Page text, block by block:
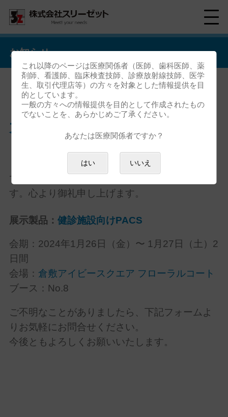
お知らせ
「日本総合健診医学会 第52回
大会」ご来場御礼
「日本総合健診医学会 第52回大会」におきまし
ては、ご来場いただき誠にありがとうございま
す。心より御礼申し上げます。
展示製品： 健診施設向けPACS
会期：2024年1月26日（金）〜 1月27日（土）2
日間
会場： 倉敷アイビースクエア フローラルコート
ブース：No.8
ご不明なことがありましたら、下記フォームよ
りお気軽にお問合せください。
今後ともよろしくお願いいたします。
これ以降のページは医療関係者（医師、歯科医師、薬
剤師、看護師、臨床検査技師、診療放射線技師、医学
生、取引代理店等）の方々を対象とした情報提供を目
的としています。
一般の方々への情報提供を目的として作成されたもの
でないことを、あらかじめご了承ください。
あなたは医療関係者ですか？
はい いいえ